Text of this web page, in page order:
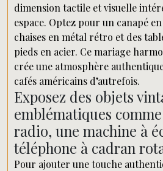
dimension tactile et visuelle
espace. Optez pour un canapé
chaises en métal rétro et des
pieds en acier. Ce mariage
crée une atmosphère
cafés américains d’autrefois.
Exposez des objets
emblématiques
radio, une machine à
téléphone à cadran
Pour ajouter une touche